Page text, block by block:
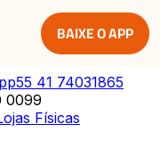
BAIXE O APP
55 41 74031865
0099
Físicas